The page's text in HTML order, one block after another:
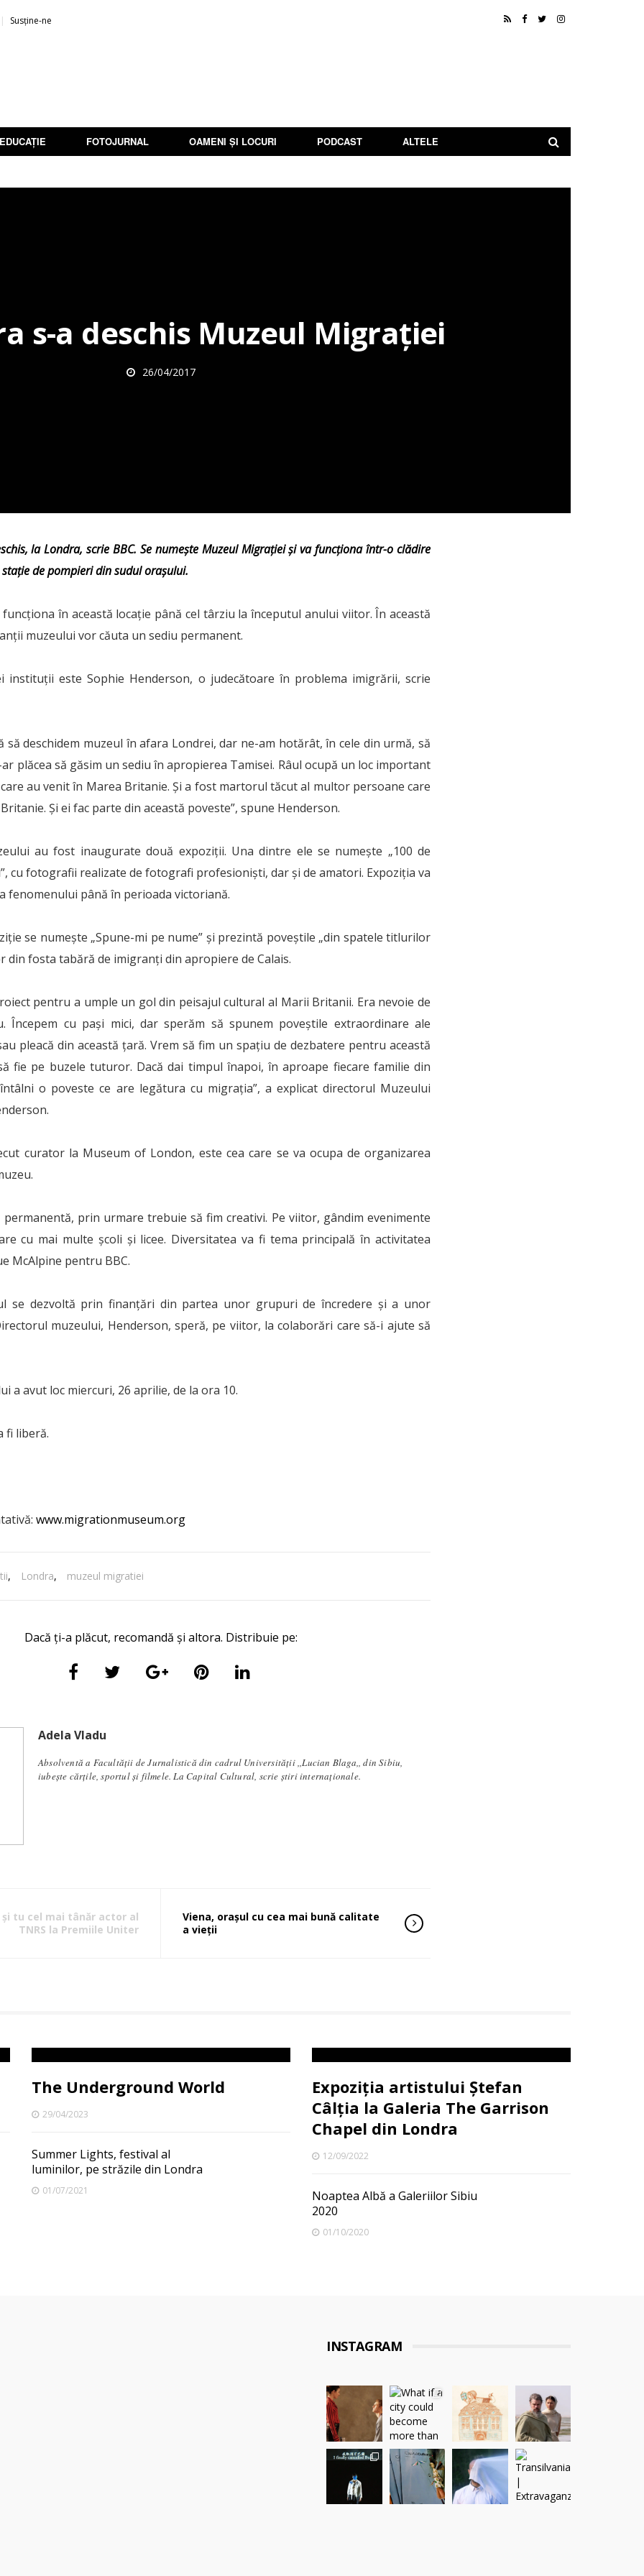
Susține-ne
EDUCAȚIE FOTOJURNAL OAMENI ȘI LOCURI PODCAST ALTELE
s-a deschis Muzeul Migrației
26/04/2017
la Londra, scrie BBC. Se numește Muzeul Migrației și va funcționa într-o clădire
de pompieri din sudul orașului.
în această locație până cel târziu la începutul anului viitor. În această
muzeului vor căuta un sediu permanent.
instituții este Sophie Henderson, o judecătoare în problema imigrării, scrie
să deschidem muzeul în afara Londrei, dar ne-am hotărât, în cele din urmă, să
ar plăcea să găsim un sediu în apropierea Tamisei. Râul ocupă un loc important
au venit în Marea Britanie. Și a fost martorul tăcut al multor persoane care
Și ei fac parte din această poveste”, spune Henderson.
au fost inaugurate două expoziții. Una dintre ele se numește „100 de
cu fotografii realizate de fotografi profesioniști, dar și de amatori. Expoziția va
fenomenului până în perioada victoriană.
se numește „Spune-mi pe nume” și prezintă poveștile „din spatele titlurilor
din fosta tabără de imigranți din apropiere de Calais.
pentru a umple un gol din peisajul cultural al Marii Britanii. Era nevoie de
Începem cu pași mici, dar sperăm să spunem poveștile extraordinare ale
pleacă din această țară. Vrem să fim un spațiu de dezbatere pentru această
fie pe buzele tuturor. Dacă dai timpul înapoi, în aproape fiecare familie din
o poveste ce are legătura cu migrația”, a explicat directorul Muzeului
curator la Museum of London, este cea care se va ocupa de organizarea
permanentă, prin urmare trebuie să fim creativi. Pe viitor, gândim evenimente
cu mai multe școli și licee. Diversitatea va fi tema principală în activitatea
McAlpine pentru BBC.
se dezvoltă prin finanțări din partea unor grupuri de încredere și a unor
muzeului, Henderson, speră, pe viitor, la colaborări care să-i ajute să
a avut loc miercuri, 26 aprilie, de la ora 10.
fi liberă.
www.migrationmuseum.org
, Londra, muzeul migratiei
Dacă ți-a plăcut, recomandă și altora. Distribuie pe:
Adela Vladu
Absolventă a Facultății de Jurnalistică din cadrul Universității ,,Lucian Blaga,, din Sibiu,
iubește cărțile, sportul și filmele. La Capital Cultural, scrie știri internaționale.
și tu cel mai tânăr actor al
TNRS la Premiile Uniter
Viena, oraşul cu cea mai bună calitate
a vieţii
The Underground World
29/04/2023
Summer Lights, festival al
luminilor, pe străzile din Londra
01/07/2021
Expoziția artistului Ștefan
Câlția la Galeria The Garrison
Chapel din Londra
12/09/2022
Noaptea Albă a Galeriilor Sibiu
2020
01/10/2020
INSTAGRAM